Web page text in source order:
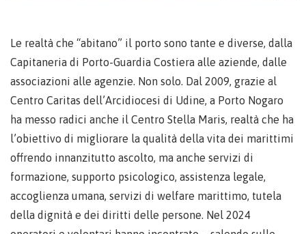
Le realtà che “abitano” il porto sono tante e diverse, dalla
Capitaneria di Porto-Guardia Costiera alle aziende, dalle
associazioni alle agenzie. Non solo. Dal 2009, grazie al
Centro Caritas dell’Arcidiocesi di Udine, a Porto Nogaro
ha messo radici anche il Centro Stella Maris, realtà che ha
l’obiettivo di migliorare la qualità della vita dei marittimi
offrendo innanzitutto ascolto, ma anche servizi di
formazione, supporto psicologico, assistenza legale,
accoglienza umana, servizi di welfare marittimo, tutela
della dignità e dei diritti delle persone. Nel 2024